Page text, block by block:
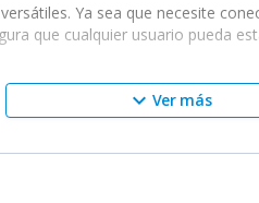
Ya sea que necesite
que cualquier usuario pueda
keyboard_arrow_down Ver más